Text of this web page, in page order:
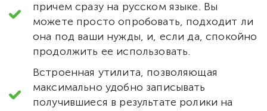
причем сразу на русском языке. Вы
можете просто опробовать, подходит ли
она под ваши нужды, и, если да, спокойно
продолжить ее использовать.
Встроенная утилита, позволяющая
максимально удобно записывать
получившиеся в результате ролики на